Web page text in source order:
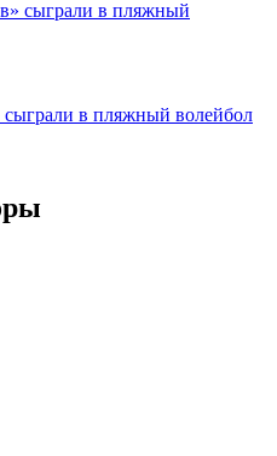
в пляжный волейбол